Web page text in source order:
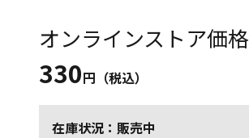
オンラインストア価格
330円（税込）
在庫状況：販売中